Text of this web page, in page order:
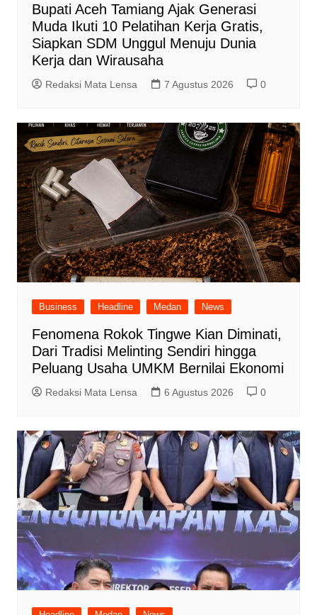
Bupati Aceh Tamiang Ajak Generasi
Muda Ikuti 10 Pelatihan Kerja Gratis,
Siapkan SDM Unggul Menuju Dunia
Kerja dan Wirausaha
Redaksi Mata Lensa 7 Agustus 2026 0
Business Headline Medan News
Fenomena Rokok Tingwe Kian Diminati,
Dari Tradisi Melinting Sendiri hingga
Peluang Usaha UMKM Bernilai Ekonomi
Redaksi Mata Lensa 6 Agustus 2026 0